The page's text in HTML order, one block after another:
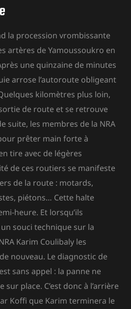
la procession vrombissante
artères de Yamoussoukro en
une quinzaine de minutes
arrose l’autoroute obligeant
kilomètres plus loin,
de route et se retrouve
suite, les membres de la NRA
prêter main forte à
tire avec de légères
de ces routiers se manifeste
de la route : motards,
piétons… Cette halte
heure. Et lorsqu’ils
souci technique sur la
Karim Coulibaly les
nouveau. Le diagnostic de
sans appel : la panne ne
place. C’est donc à l’arrière
Koffi que Karim terminera le